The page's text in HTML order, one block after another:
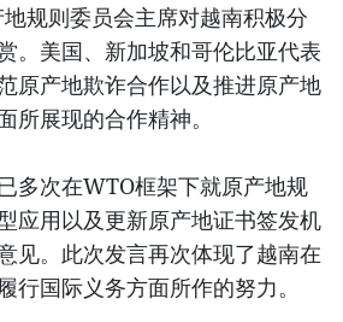
规则委员会主席对越南积极分
。美国、新加坡和哥伦比亚代表
原产地欺诈合作以及推进原产地
所展现的合作精神。
多次在WTO框架下就原产地规
应用以及更新原产地证书签发机
见。此次发言再次体现了越南在
行国际义务方面所作的努力。